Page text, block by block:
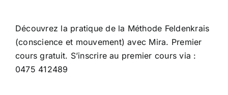
Découvrez la pratique de la Méthode Feldenkrais
(conscience et mouvement) avec Mira. Premier
cours gratuit. S’inscrire au premier cours via :
0475 412489